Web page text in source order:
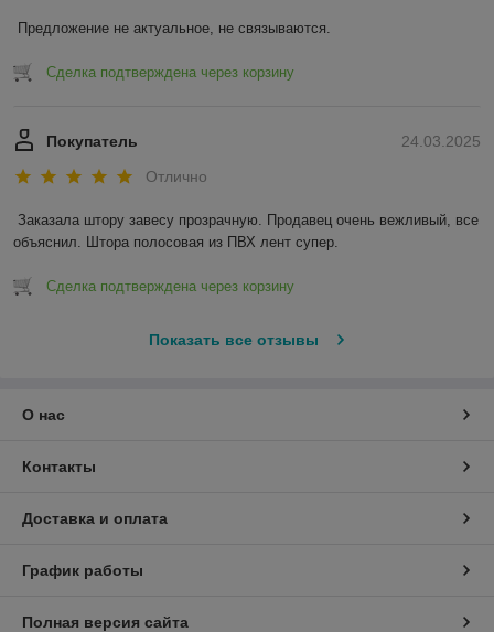
Предложение не актуальное, не связываются.
Сделка подтверждена через корзину
24.03.2025
Покупатель
Отлично
Заказала штору завесу прозрачную. Продавец очень вежливый, все
объяснил. Штора полосовая из ПВХ лент супер.
Сделка подтверждена через корзину
Показать все отзывы
О нас
Контакты
Доставка и оплата
График работы
Полная версия сайта